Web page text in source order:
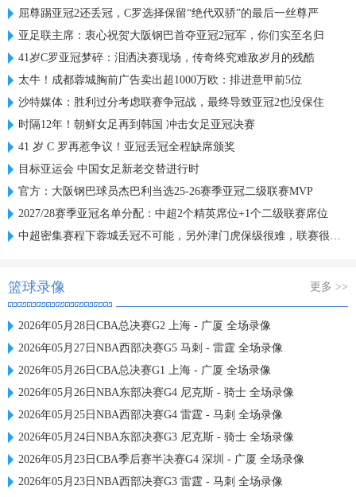
屈尊踢亚冠2还丢冠，C罗选择保留“绝代双骄”的最后一丝尊严
亚足联主席：衷心祝贺大阪钢巴首夺亚冠2冠军，你们实至名归
41岁C罗亚冠梦碎：泪洒决赛现场，传奇终究难敌岁月的残酷
太牛！成都蓉城胸前广告卖出超1000万欧：排进意甲前5位
沙特媒体：胜利过分考虑联赛争冠战，最终导致亚冠2也没保住
时隔12年！朝鲜女足再到韩国 冲击女足亚冠决赛
41 岁 C 罗再惹争议！亚冠丢冠全程缺席颁奖
目标亚运会 中国女足新老交替进行时
官方：大阪钢巴球员杰巴利当选25-26赛季亚冠二级联赛MVP
2027/28赛季亚冠名单分配：中超2个精英席位+1个二级联赛席位
中超密集赛程下蓉城丢冠不可能，另外津门虎保级很难，联赛很无聊
篮球录像 更多 >>
2026年05月28日CBA总决赛G2 上海 - 广厦 全场录像
2026年05月27日NBA西部决赛G5 马刺 - 雷霆 全场录像
2026年05月26日CBA总决赛G1 上海 - 广厦 全场录像
2026年05月26日NBA东部决赛G4 尼克斯 - 骑士 全场录像
2026年05月25日NBA西部决赛G4 雷霆 - 马刺 全场录像
2026年05月24日NBA东部决赛G3 尼克斯 - 骑士 全场录像
2026年05月23日CBA季后赛半决赛G4 深圳 - 广厦 全场录像
2026年05月23日NBA西部决赛G3 雷霆 - 马刺 全场录像